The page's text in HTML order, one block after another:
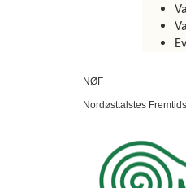
NØF
Nordøsttalstes